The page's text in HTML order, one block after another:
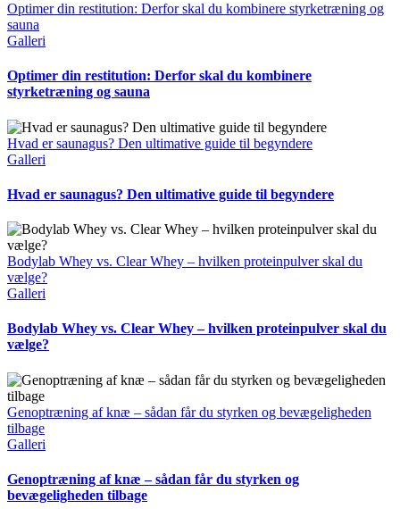
Optimer din restitution: Derfor skal du kombinere styrketræning og
sauna
Galleri
Optimer din restitution: Derfor skal du kombinere
styrketræning og sauna
Hvad er saunagus? Den ultimative guide til begyndere
Galleri
Hvad er saunagus? Den ultimative guide til begyndere
Bodylab Whey vs. Clear Whey – hvilken proteinpulver skal du
vælge?
Galleri
Bodylab Whey vs. Clear Whey – hvilken proteinpulver skal du
vælge?
Genoptræning af knæ – sådan får du styrken og bevægeligheden
tilbage
Galleri
Genoptræning af knæ – sådan får du styrken og
bevægeligheden tilbage